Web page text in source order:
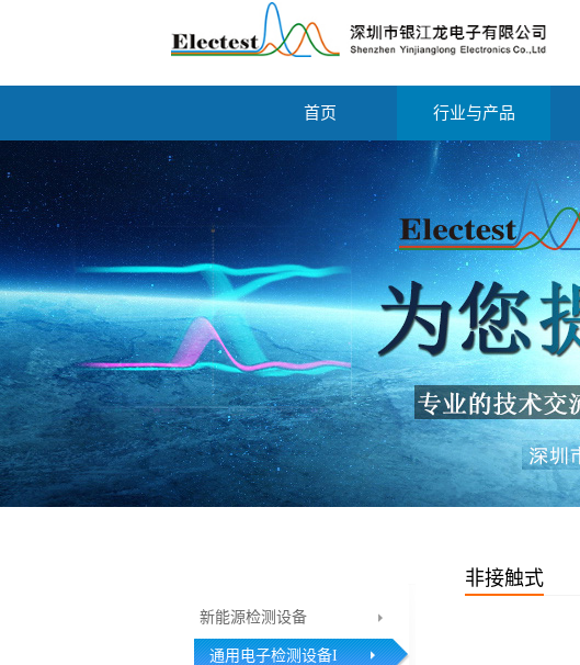
首页 行业与产品
新能源检测设备
通用电子检测设备I
非接触式